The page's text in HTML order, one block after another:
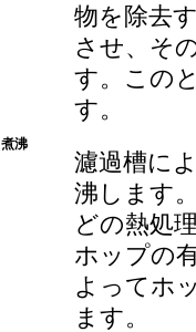
物を除去
させ、そ
す。この
す。
煮沸
濾過槽に
沸します
どの熱処
ホップの
よってホ
ます。